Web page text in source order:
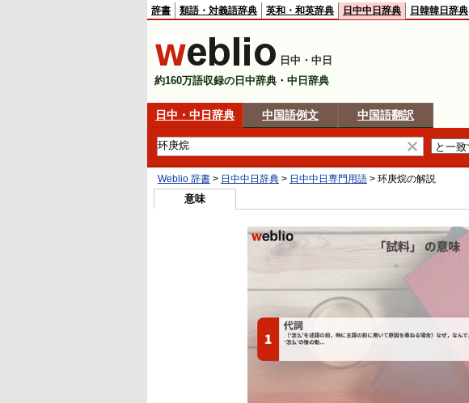
辞書 類語・対義語辞典 英和・和英辞典 日中中日辞典 日韓韓日辞典
日中・中日
約160万語収録の日中辞典・中日辞典
日中・中日辞典 中国語例文 中国語翻訳
Weblio 辞書 > 日中中日辞典 > 日中中日専門用語 > 环庚烷の解説
意味